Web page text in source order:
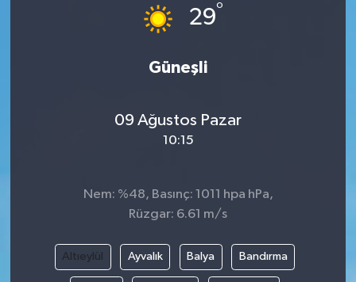
29°
Güneşli
09 Ağustos Pazar
10:15
Nem: %48, Basınç: 1011 hpa hPa,
Rüzgar: 6.61 m/s
Altıeylül Ayvalık Balya Bandırma